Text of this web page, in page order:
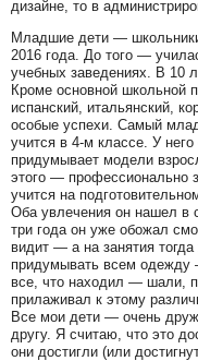
дизайне, то в
Младшие дети —
2016 года. До того —
учебных заведениях. В 10
Кроме основной школьной
испанский, итальянский,
особые успехи. Самый
учится в 4-м классе. У
придумывает модели
этого — профессионально
учится на
Оба увлечения он нашел в
три года он уже обожал
видит — а на занятия
придумывать всем одежду
все, что находил — шали,
прилаживал к этому
Все мои дети — очень
другу. Я считаю, что это
они достигли (или